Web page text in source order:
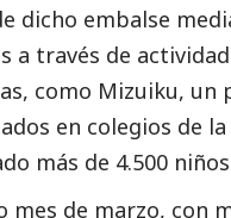
dicho embalse
a través de
como Mizuiku, un
en colegios de
más de 4.500
mes de marzo, con